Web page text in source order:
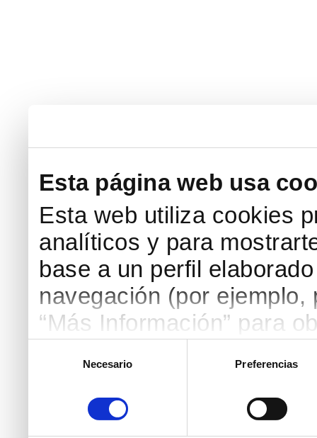
Esta página web usa
Esta web utiliza cookies
analíticos y para
base a un perfil
navegación (por
“Más Información” para
botón “Aceptar
necesarias haciendo
marcar las casillas de
Necesario Preferencias